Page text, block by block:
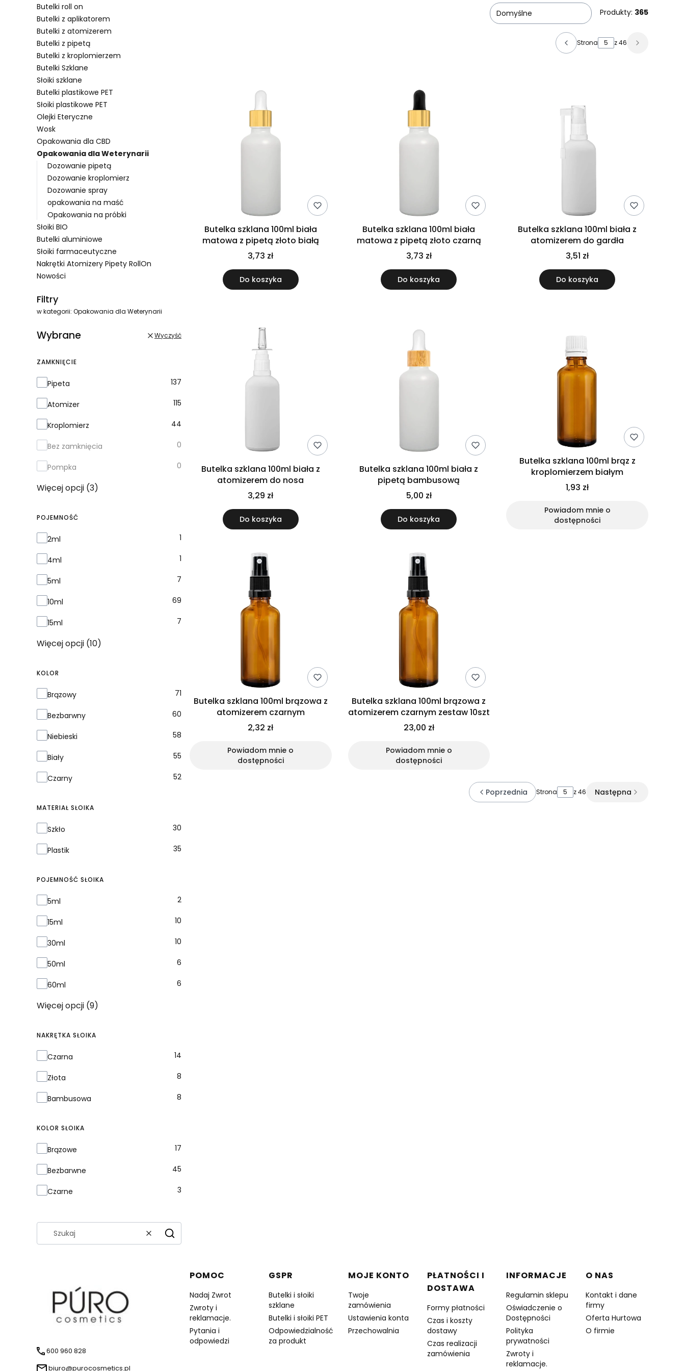
Butelki roll on
Butelki z aplikatorem
Butelki z atomizerem
Butelki z pipetą
Butelki z kroplomierzem
Butelki Szklane
Słoiki szklane
Butelki plastikowe PET
Słoiki plastikowe PET
Olejki Eteryczne
Wosk
Opakowania dla CBD
Opakowania dla Weterynarii
Dozowanie pipetą
Dozowanie kroplomierz
Dozowanie spray
opakowania na maść
Opakowania na próbki
Słoiki BIO
Butelki aluminiowe
Słoiki farmaceutyczne
Nakrętki Atomizery Pipety RollOn
Nowości
Filtry
w kategorii: Opakowania dla Weterynarii
Wybrane Wyczyść
ZAMKNIĘCIE
Zamknięcie
Pipeta 137
Atomizer 115
Kroplomierz 44
Bez zamknięcia 0
Pompka 0
Więcej opcji (3)
POJEMNOŚĆ
Pojemność
2ml 1
4ml 1
5ml 7
10ml 69
15ml 7
Więcej opcji (10)
KOLOR
Kolor
Brązowy 71
Bezbarwny 60
Niebieski 58
Biały 55
Czarny 52
MATERIAŁ SŁOIKA
Materiał słoika
Szkło 30
Plastik 35
POJEMNOŚĆ SŁOIKA
Pojemność słoika
5ml 2
15ml 10
30ml 10
50ml 6
60ml 6
Więcej opcji (9)
NAKRĘTKA SŁOIKA
Nakrętka słoika
Czarna 14
Złota 8
Bambusowa 8
KOLOR SŁOIKA
Kolor słoika
Brązowe 17
Bezbarwne 45
Czarne 3
WyczyśćSzukaj
Domyślne Produkty: 365
Strona z 46
Butelka szklana 100ml biała
matowa z pipetą złoto białą
3,73 zł
Do koszyka
Butelka szklana 100ml biała
matowa z pipetą złoto czarną
3,73 zł
Do koszyka
Butelka szklana 100ml biała z
atomizerem do gardła
3,51 zł
Do koszyka
Butelka szklana 100ml biała z
atomizerem do nosa
3,29 zł
Do koszyka
Butelka szklana 100ml biała z
pipetą bambusową
5,00 zł
Do koszyka
Butelka szklana 100ml brąz z
kroplomierzem białym
1,93 zł
Powiadom mnie o
dostępności
Butelka szklana 100ml brązowa z
atomizerem czarnym
2,32 zł
Powiadom mnie o
dostępności
Butelka szklana 100ml brązowa z
atomizerem czarnym zestaw 10szt
23,00 zł
Powiadom mnie o
dostępności
Poprzednia Strona z 46 Następna
600 960 828
biuro@purocosmetics.pl
Linki w stopce
POMOC
Nadaj Zwrot
Zwroty i
reklamacje.
Pytania i
odpowiedzi
GSPR
Butelki i słoiki
szklane
Butelki i słoiki PET
Odpowiedzialność
za produkt
MOJE KONTO
Twoje
zamówienia
Ustawienia konta
Przechowalnia
PŁATNOŚCI I
DOSTAWA
Formy płatności
Czas i koszty
dostawy
Czas realizacji
zamówienia
INFORMACJE
Regulamin sklepu
Oświadczenie o
Dostępności
Polityka
prywatności
Zwroty i
reklamacje.
O NAS
Kontakt i dane
firmy
Oferta Hurtowa
O firmie